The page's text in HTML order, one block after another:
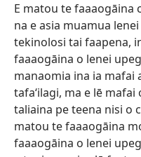
E matou te faaaogāina
na e asia muamua
tekinolosi tai faapena,
faaaogāina o lenei
manaomia ina ia mafai
tafaʻilagi, ma e lē
taliaina pe teena nisi o
matou te faaaogāina
faaaogāina o lenei
(tatala
se
isi
polokalame)
Lomiga Faale-Tusi Paia I
(tatala
se
isi
polokalame)
JW Hub
(tatala
se
isi
polokalame)
App o le JW Library